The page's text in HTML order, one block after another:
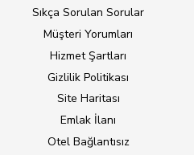
Sıkça Sorulan Sorular
Müşteri Yorumları
Hizmet Şartları
Gizlilik Politikası
Site Haritası
Emlak İlanı
Otel Bağlantısız